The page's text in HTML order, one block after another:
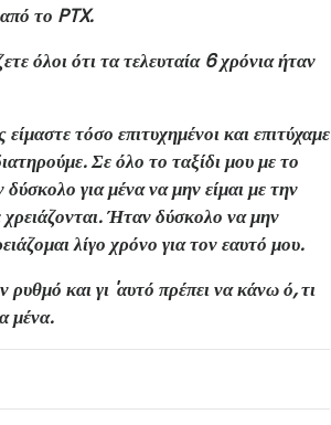
το PTX.
όλοι ότι τα τελευταία 6 χρόνια ήταν
τόσο επιτυχημένοι και επιτύχαμε
Σε όλο το ταξίδι μου με το
για μένα να μην είμαι με την
χρειάζονται. Ήταν δύσκολο να μην
λίγο χρόνο για τον εαυτό μου.
και γι 'αυτό πρέπει να κάνω ό, τι
μένα.